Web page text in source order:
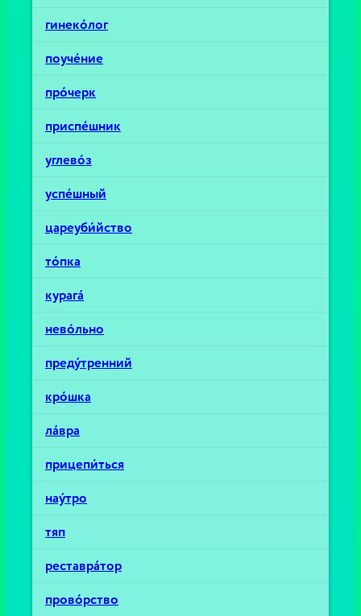
гинеко́лог
поуче́ние
про́черк
приспе́шник
углево́з
успе́шный
цареуби́йство
то́пка
курага́
нево́льно
преду́тренний
кро́шка
ла́вра
прицепи́ться
нау́тро
тяп
реставра́тор
прово́рство